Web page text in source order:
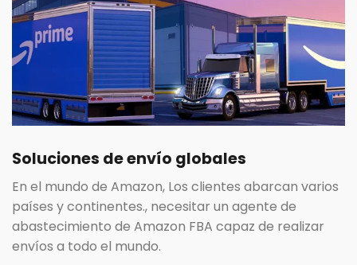
Soluciones de envío globales
En el mundo de Amazon, Los clientes abarcan varios
países y continentes., necesitar un agente de
abastecimiento de Amazon FBA capaz de realizar
envíos a todo el mundo.